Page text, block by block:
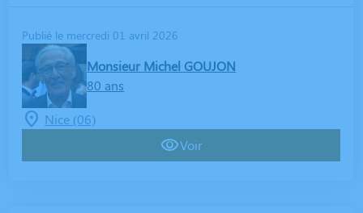
Publié le mercredi 01 avril 2026
Monsieur Michel GOUJON
80 ans
Nice (06)
Voir